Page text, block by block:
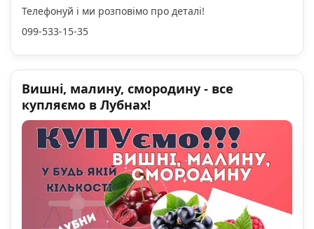
Телефонуй і ми розповімо про деталі!
099-533-15-35
Вишні, малину, смородину - все
купляємо в Лубнах!